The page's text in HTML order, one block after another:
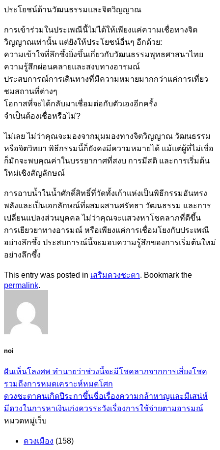
ประโยชน์ด้านวัฒนธรรมและจิตวิญญาณ
การเข้าร่วมในประเพณีนี้ไม่ได้ให้เพียงแค่ความเชื่อทางจิต
วิญญาณเท่านั้น แต่ยังให้ประโยชน์อื่นๆ อีกด้วย:
ความเข้าใจที่ลึกซึ้งยิ่งขึ้นเกี่ยวกับวัฒนธรรมพุทธศาสนาไทย
ความรู้สึกผ่อนคลายและสงบทางอารมณ์
ประสบการณ์การเดินทางที่มีความหมายมากกว่าแค่การเที่ยว
ชมสถานที่ต่างๆ
โอกาสที่จะได้กลับมาเชื่อมต่อกับตัวเองอีกครั้ง
จำเป็นต้องเชื่อหรือไม่?
ไม่เลย ไม่ว่าคุณจะมองจากมุมมองทางจิตวิญญาณ วัฒนธรรม
หรือจิตวิทยา พิธีกรรมนี้ก็ยังคงมีความหมายได้ แม้แต่ผู้ที่ไม่เชื่อ
ก็มักจะพบคุณค่าในบรรยากาศที่สงบ การมีสติ และการเริ่มต้น
ใหม่เชิงสัญลักษณ์
การอาบน้ำในน้ำศักดิ์สิทธิ์ที่วัดทั้งเก้าแห่งเป็นพิธีกรรมอันทรง
พลังและเป็นเอกลักษณ์ที่ผสมผสานศรัทธา วัฒนธรรม และการ
เปลี่ยนแปลงส่วนบุคคล ไม่ว่าคุณจะแสวงหาโชคลาภที่ดีขึ้น
การเยียวยาทางอารมณ์ หรือเพียงแค่การเชื่อมโยงกับประเพณี
อย่างลึกซึ้ง ประสบการณ์นี้จะมอบความรู้สึกของการเริ่มต้นใหม่
อย่างลึกซึ้ง
This entry was posted in เสริมดวงชะตา. Bookmark the
permalink.
noi
ฝันเห็นโลงศพ ทำนายว่าช่วงนี้จะมีโชคลาภจากการเสี่ยงโชค
รวมถีงการหมดเคราะห์หมดโศก
ดวงชะตาคนเกิดปีระกาขึ้นชื่อเรื่องความกล้าหาญและมีเสน่ห์
มีดวงในการหาเงินเก่งควรระวังเรื่องการใช้จ่ายตามอารมณ์
หมวดหมู่เว็บ
ดวงเมือง (158)